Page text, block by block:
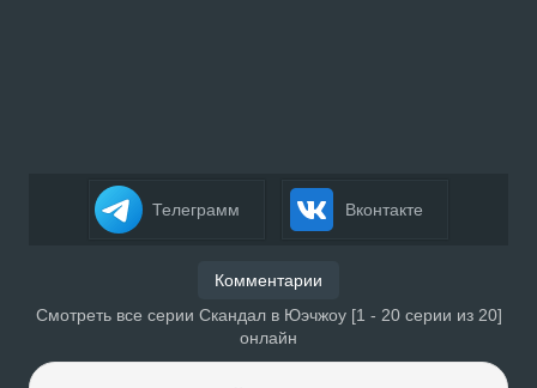
Телеграмм Вконтакте
Комментарии
Смотреть все серии Скандал в Юэчжоу [1 - 20 серии из 20]
онлайн